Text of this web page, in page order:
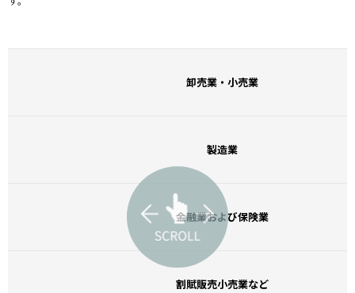
卸売業・小売業
製造業
金融業および保険業
割賦販売小売業など